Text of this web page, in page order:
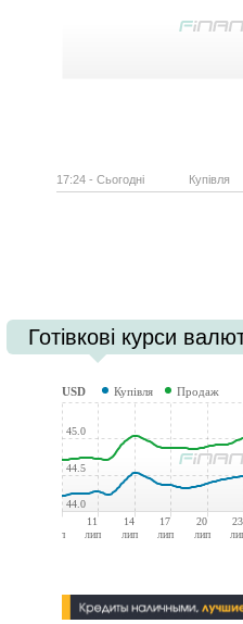
17:24 - Сьогодні Купівля
Готівкові курси
USD Купівля Продаж
лип
11
лип
14
лип
17
лип
20
лип
23
44.0
44.5
45.0